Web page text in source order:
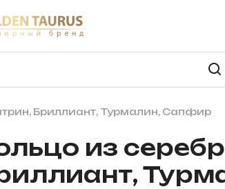
Бриллиант, Турмалин, Сапфир
из